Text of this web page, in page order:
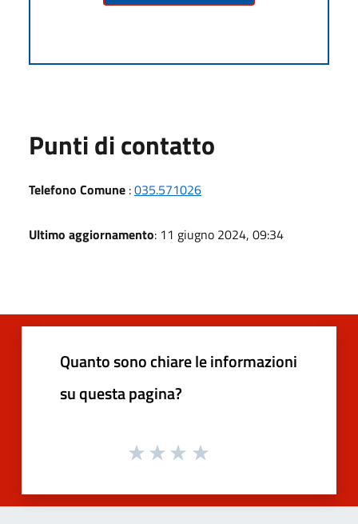
Punti di contatto
Telefono Comune :035.571026
Ultimo aggiornamento: 11 giugno 2024, 09:34
Quanto sono chiare le informazioni
su questa pagina?